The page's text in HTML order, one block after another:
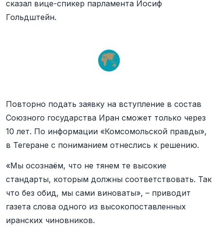
сказал вице-спикер парламента Иосиф
Гольдштейн.
Повторно подать заявку на вступление в состав
Союзного государства Иран сможет только через
10 лет. По информации «Комсомольской правды»,
в Тегеране с пониманием отнеслись к решению.
«Мы осознаём, что не тянем те высокие
стандарты, которым должны соответствовать. Так
что без обид, мы сами виноваты», – приводит
газета слова одного из высокопоставленных
иранских чиновников.